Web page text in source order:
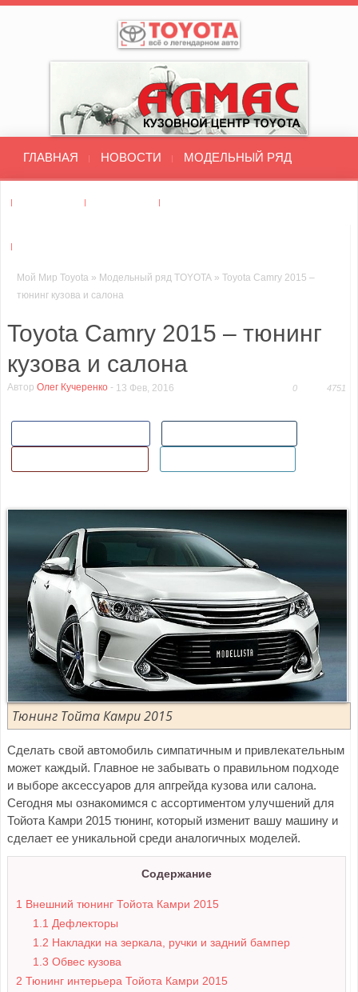
ГЛАВНАЯ НОВОСТИ МОДЕЛЬНЫЙ РЯД
Мой Мир Toyota » Модельный ряд TOYOTA » Toyota Camry 2015 –
тюнинг кузова и салона
Toyota Camry 2015 – тюнинг
кузова и салона
Автор Олег Кучеренко - 13 Фев, 2016 0 4751
Тюнинг Тойта Камри 2015
Сделать свой автомобиль симпатичным и привлекательным
может каждый. Главное не забывать о правильном подходе
и выборе аксессуаров для апгрейда кузова или салона.
Сегодня мы ознакомимся с ассортиментом улучшений для
Тойота Камри 2015 тюнинг, который изменит вашу машину и
сделает ее уникальной среди аналогичных моделей.
Содержание
1 Внешний тюнинг Тойота Камри 2015
1.1 Дефлекторы
1.2 Накладки на зеркала, ручки и задний бампер
1.3 Обвес кузова
2 Тюнинг интерьера Тойота Камри 2015